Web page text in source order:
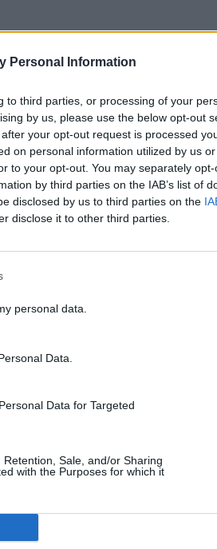
Personal Information
to third parties, or processing of your
by us, please use the below opt-out
your opt-out request is processed
on personal information utilized by us
to your opt-out. You may separately
by third parties on the IAB’s list of
disclosed by us to third parties on the
disclose it to other third parties.
personal data.
Data.
Data for Targeted
Sale, and/or Sharing
with the Purposes for which it